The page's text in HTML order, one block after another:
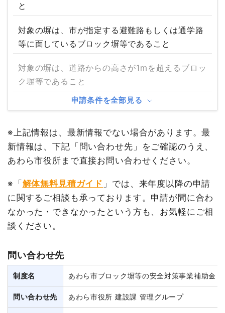
と
対象の塀は、市が指定する避難路もしくは通学路
等に面しているブロック塀等であること
対象の塀は、道路からの高さが1mを超えるブロッ
ク塀等であること
申請条件を全部見る
※上記情報は、最新情報でない場合があります。最
新情報は、下記「問い合わせ先」をご確認のうえ、
あわら市役所まで直接お問い合わせください。
※「 解体無料見積ガイド 」では、来年度以降の申請
に関するご相談も承っております。申請が間に合わ
なかった・できなかったという方も、お気軽にご相
談ください。
問い合わせ先
制度名 あわら市ブロック塀等の安全対策事業補助金
問い合わせ先 あわら市役所 建設課 管理グループ